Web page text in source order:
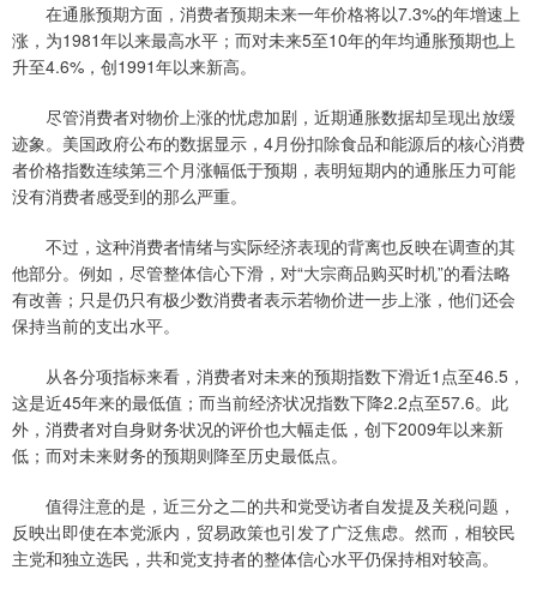
在通胀预期方面，消费者预期未来一年价格将以7.3%的年增速上
涨，为1981年以来最高水平；而对未来5至10年的年均通胀预期也上
升至4.6%，创1991年以来新高。
尽管消费者对物价上涨的忧虑加剧，近期通胀数据却呈现出放缓
迹象。美国政府公布的数据显示，4月份扣除食品和能源后的核心消费
者价格指数连续第三个月涨幅低于预期，表明短期内的通胀压力可能
没有消费者感受到的那么严重。
不过，这种消费者情绪与实际经济表现的背离也反映在调查的其
他部分。例如，尽管整体信心下滑，对“大宗商品购买时机”的看法略
有改善；只是仍只有极少数消费者表示若物价进一步上涨，他们还会
保持当前的支出水平。
从各分项指标来看，消费者对未来的预期指数下滑近1点至46.5，
这是近45年来的最低值；而当前经济状况指数下降2.2点至57.6。此
外，消费者对自身财务状况的评价也大幅走低，创下2009年以来新
低；而对未来财务的预期则降至历史最低点。
值得注意的是，近三分之二的共和党受访者自发提及关税问题，
反映出即使在本党派内，贸易政策也引发了广泛焦虑。然而，相较民
主党和独立选民，共和党支持者的整体信心水平仍保持相对较高。